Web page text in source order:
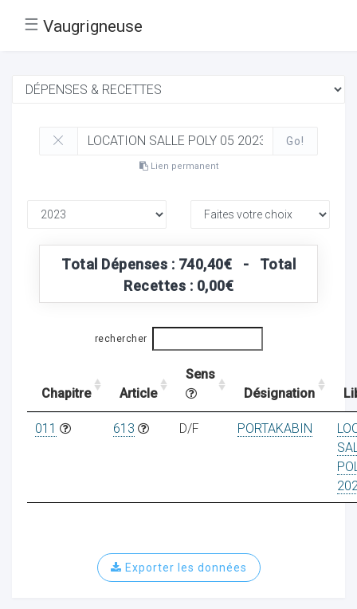
☰ Vaugrigneuse
Go!
Lien permanent
Total Dépenses : 740,40€ - Total
Recettes : 0,00€
rechercher
Chapitre Article
Sens
Désignation
011 613 D/F PORTAKABIN
Exporter les données